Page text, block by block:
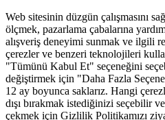
Web sitesinin düzgün çalışmasını
ölçmek, pazarlama çabalarına
alışveriş deneyimi sunmak ve ilgili
çerezler ve benzeri teknolojileri
"Tümünü Kabul Et" seçeneğini
değiştirmek için "Daha Fazla
12 ay boyunca saklarız. Hangi
dışı bırakmak istediğinizi seçebilir
çekmek için Gizlilik Politikamızı